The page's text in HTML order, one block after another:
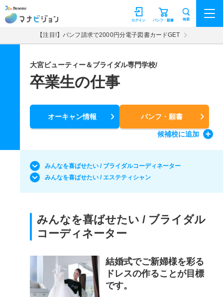
マナビジョン パンフ・願書
ログイン 検索
【注目!】パンフ請求で2000円分電子図書カードGET
大宮ビューティー＆ブライダル専門学校/
卒業生の仕事
オーキャン情報 パンフ・願書
候補校に追加
みんなを喜ばせたい / ブライダルコーディネーター
みんなを喜ばせたい / エステティシャン
みんなを喜ばせたい / ブライダル
コーディネーター
結婚式でご新婦様を彩る
ドレスの作ることが目標
です。